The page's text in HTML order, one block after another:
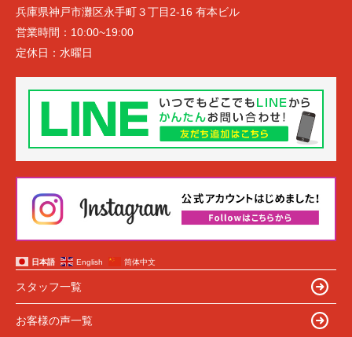
兵庫県神戸市灘区永手町３丁目2-16 有本ビル
営業時間： 10:00~19:00
定休日： 水曜日
日本語 English 简体中文
スタッフ一覧
お客様の声一覧